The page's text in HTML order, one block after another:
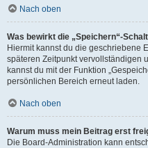
Nach oben
Was bewirkt die „Speichern“-
Hiermit kannst du die geschriebene
späteren Zeitpunkt vervollständigen
kannst du mit der Funktion
persönlichen Bereich erneut laden.
Nach oben
Warum muss mein Beitrag erst
Die Board-Administration kann